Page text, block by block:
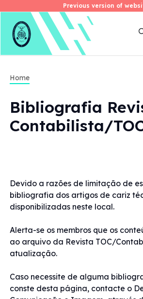
Skip
Previous version of
Previous version of
Home
Bibliografia
Contabilista/
Devido a razões de limitação de
bibliografia dos artigos de cariz
disponibilizadas neste local.
Alerta-se os membros que os
ao arquivo da Revista TOC/
atualização.
Caso necessite de alguma
conste desta página, contacte o